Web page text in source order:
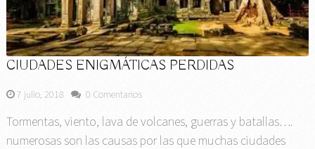
CIUDADES ENIGMÁTICAS PERDIDAS
7 julio, 2018 0 Comentarios
Tormentas, viento, lava de volcanes, guerras y batallas….
numerosas son las causas por las que muchas ciudades